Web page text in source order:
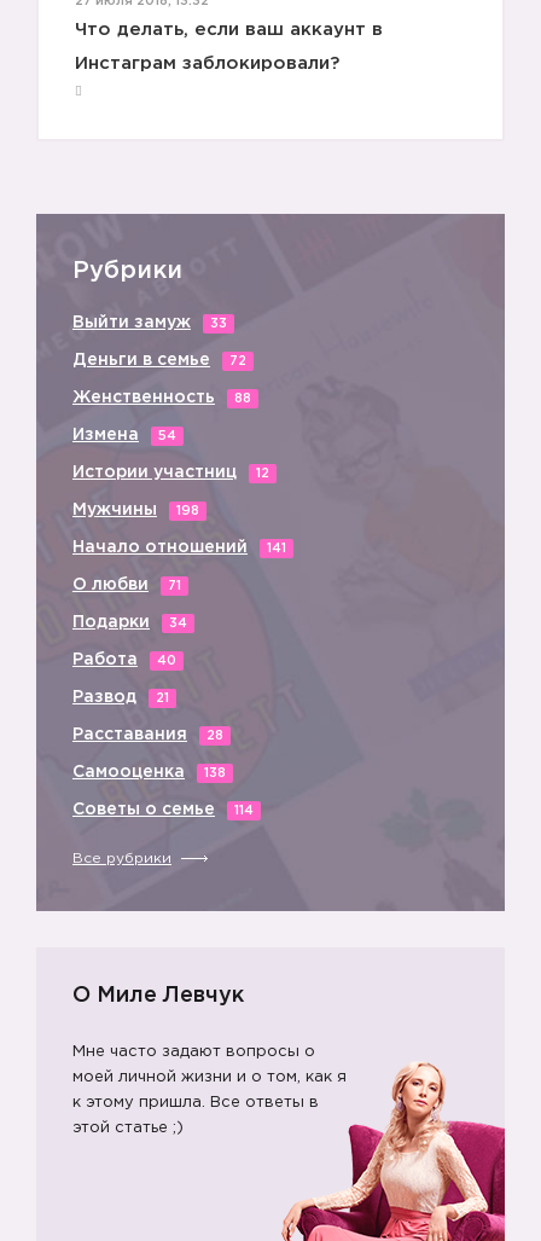
Что делать, если ваш аккаунт в
Инстаграм заблокировали?
Рубрики
Выйти замуж 33
Деньги в семье 72
Женственность 88
Измена 54
Истории участниц 12
Мужчины 198
Начало отношений 141
О любви 71
Подарки 34
Работа 40
Развод 21
Расставания 28
Самооценка 138
Советы о семье 114
Все рубрики
О Миле Левчук
Мне часто задают вопросы о
моей личной жизни и о том, как я
к этому пришла. Все ответы в
этой статье ;)